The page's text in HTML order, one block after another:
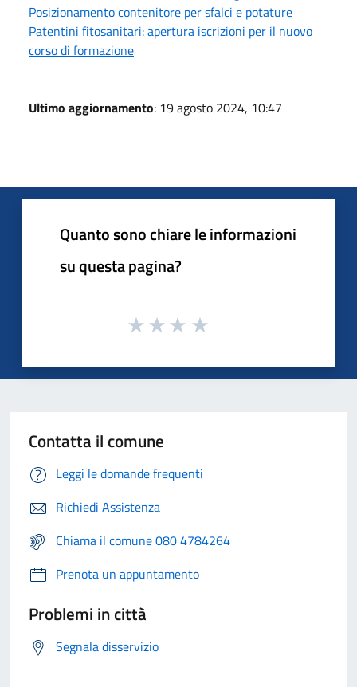
Posizionamento contenitore per sfalci e potature
Patentini fitosanitari: apertura iscrizioni per il nuovo
corso di formazione
Ultimo aggiornamento: 19 agosto 2024, 10:47
Quanto sono chiare le informazioni
su questa pagina?
Contatta il comune
Leggi le domande frequenti
Richiedi Assistenza
Chiama il comune 080 4784264
Prenota un appuntamento
Problemi in città
Segnala disservizio